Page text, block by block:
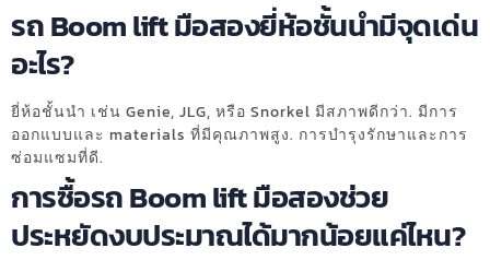
รถ Boom lift มือสองยี่ห้อชั้นนำมีจุดเด่น
อะไร?
ยี่ห้อชั้นนำ เช่น Genie, JLG, หรือ Snorkel มีสภาพดีกว่า. มีการ
ออกแบบและ materials ที่มีคุณภาพสูง. การบำรุงรักษาและการ
ซ่อมแซมที่ดี.
การซื้อรถ Boom lift มือสองช่วย
ประหยัดงบประมาณได้มากน้อยแค่ไหน?